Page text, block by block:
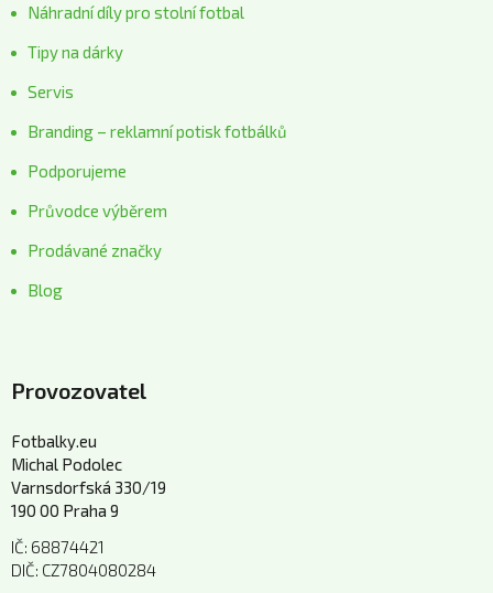
Náhradní díly pro stolní fotbal
Tipy na dárky
Servis
Branding – reklamní potisk fotbálků
Podporujeme
Průvodce výběrem
Prodávané značky
Blog
Provozovatel
Fotbalky.eu
Michal Podolec
Varnsdorfská 330/19
190 00 Praha 9
IČ: 68874421
DIČ: CZ7804080284